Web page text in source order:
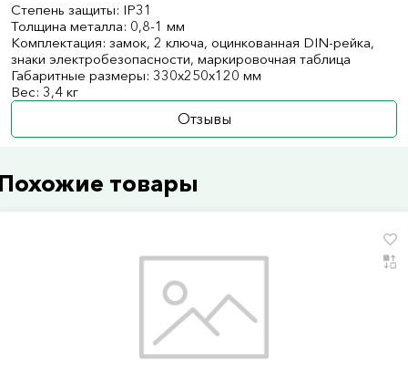
Степень защиты: IP31
Толщина металла: 0,8-1 мм
Комплектация: замок, 2 ключа, оцинкованная DIN-рейка,
знаки электробезопасности, маркировочная таблица
Габаритные размеры: 330х250х120 мм
Вес: 3,4 кг
Отзывы
товары